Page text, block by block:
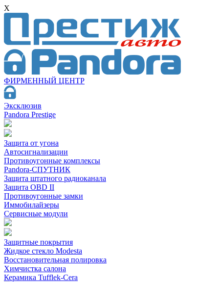
X
ФИРМЕННЫЙ ЦЕНТР
Эксклюзив
Pandora Prestige
Защита от угона
Автосигнализации
Противоугонные комплексы
Pandora-СПУТНИК
Защита штатного радиоканала
Защита OBD II
Противоугонные замки
Иммобилайзеры
Сервисные модули
Защитные покрытия
Жидкое стекло Modesta
Восстановительная полировка
Химчистка салона
Керамика Tufflek-Cera